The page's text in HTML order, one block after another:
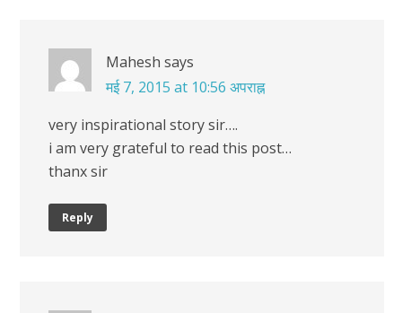
Mahesh says
मई 7, 2015 at 10:56 अपराह्न
very inspirational story sir….
i am very grateful to read this post…
thanx sir
Reply